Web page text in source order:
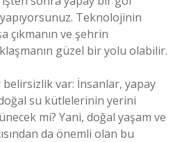
Teknolojinin
çıkmanın ve şehrin
güzel bir yolu olabilir.
var: İnsanlar, yapay
su kütlelerinin yerini
mi? Yani, doğal yaşam ve
da önemli olan bu